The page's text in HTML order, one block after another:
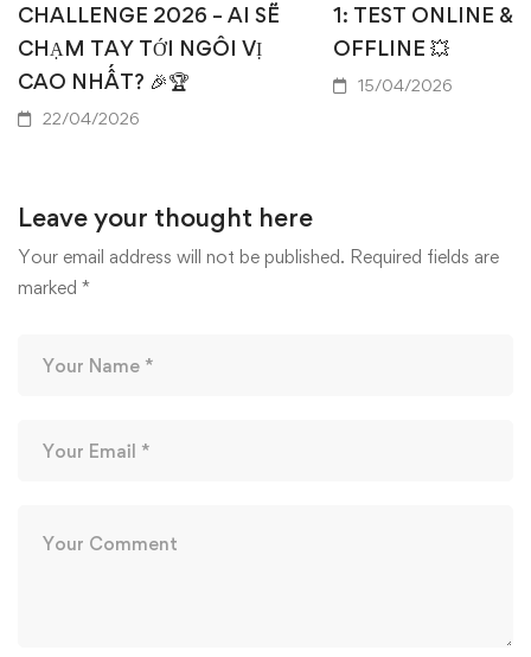
CHALLENGE 2026 – AI SẼ
CHẠM TAY TỚI NGÔI VỊ
CAO NHẤT? 🎉🏆
22/04/2026
1: TEST ONLINE &
OFFLINE 💥
15/04/2026
Leave your thought here
Your email address will not be published. Required fields are
marked *